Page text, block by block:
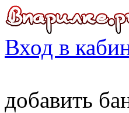
Вход в
добавить